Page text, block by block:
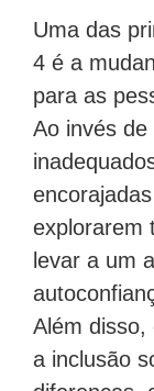
Uma das
4 é a
para as
Ao invés
explorarem
levar a um
Além disso,
a inclusão